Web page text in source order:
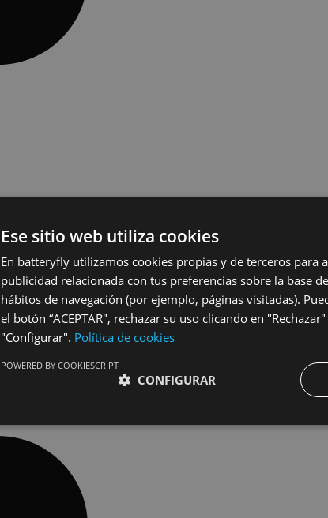
Ese sitio web utiliza cookies
En batteryfly utilizamos cookies propias y de terceros para
publicidad relacionada con tus preferencias sobre la base
hábitos de navegación (por ejemplo, páginas visitadas).
el botón “ACEPTAR", rechazar su uso clicando en
"Configurar". Política de cookies
CONFIGURAR
POWERED BY COOKIESCRIPT